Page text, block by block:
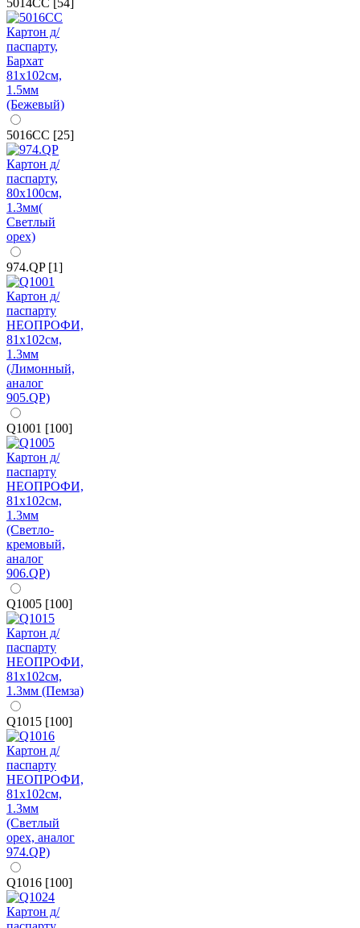
5016CC [25]
974.QP [1]
Q1001 [100]
Q1005 [100]
Q1015 [100]
Q1016 [100]